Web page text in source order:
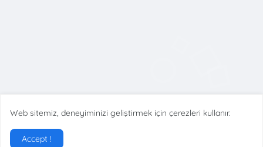
boyama
Web sitemiz, deneyiminizi geliştirmek için çerezleri kullanır.
Accept !